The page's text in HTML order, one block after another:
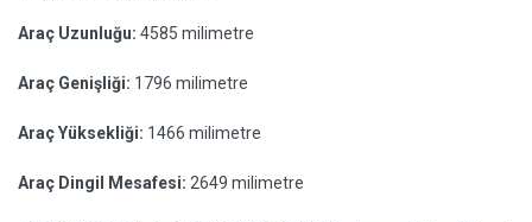
Araç Uzunluğu: 4585 milimetre
Araç Genişliği: 1796 milimetre
Araç Yüksekliği: 1466 milimetre
Araç Dingil Mesafesi: 2649 milimetre